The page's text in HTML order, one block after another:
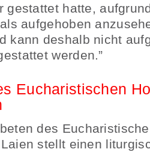
gestattet hatte,
aufgehoben
kann deshalb nicht
werden.”
Eucharistischen
des
stellt einen